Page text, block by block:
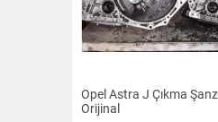
Opel Astra J Çıkma
Orijinal